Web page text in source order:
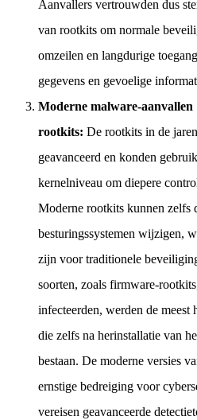
Aanvallers vertrouwden dus
van rootkits om normale
omzeilen en langdurige
gegevens en gevoelige
Moderne malware-aanvallen
rootkits: De rootkits in de
geavanceerd en konden
kernelniveau om diepere
Moderne rootkits kunnen zelfs
besturingssystemen wijzigen,
zijn voor traditionele
soorten, zoals firmware-
infecteerden, werden de
die zelfs na herinstallatie van
bestaan. De moderne versies
ernstige bedreiging voor
vereisen geavanceerde